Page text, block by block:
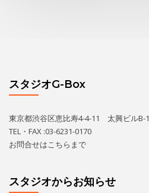
スタジオG-Box
東京都渋谷区恵比寿4-4-11 太興ビルB-1
TEL・FAX :03-6231-0170
お問合せはこちら まで
スタジオからお知らせ